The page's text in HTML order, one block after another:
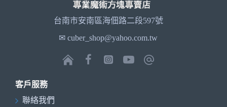
台南市安南區海佃路二段597號
✉ cuber_shop@yahoo.com.tw
客戶服務
聯絡我們